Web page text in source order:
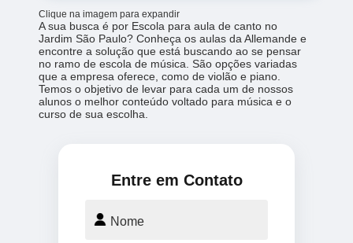
Clique na imagem para expandir
A sua busca é por Escola para aula de canto no
Jardim São Paulo? Conheça os aulas da Allemande e
encontre a solução que está buscando ao se pensar
no ramo de escola de música. São opções variadas
que a empresa oferece, como de violão e piano.
Temos o objetivo de levar para cada um de nossos
alunos o melhor conteúdo voltado para música e o
curso de sua escolha.
Entre em Contato